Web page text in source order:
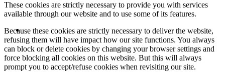
These cookies are strictly necessary to provide you with services
available through our website and to use some of its features.
Because these cookies are strictly necessary to deliver the website,
refusing them will have impact how our site functions. You always
can block or delete cookies by changing your browser settings and
force blocking all cookies on this website. But this will always
prompt you to accept/refuse cookies when revisiting our site.